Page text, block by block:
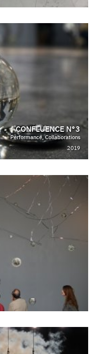
CONFLUENCE N°3
Performance, Collaborations
2019